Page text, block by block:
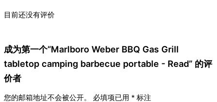
目前还没有评价
成为第一个“Marlboro Weber BBQ Gas Grill
tabletop camping barbecue portable - Read” 的评
价者
您的邮箱地址不会被公开。 必填项已用 * 标注